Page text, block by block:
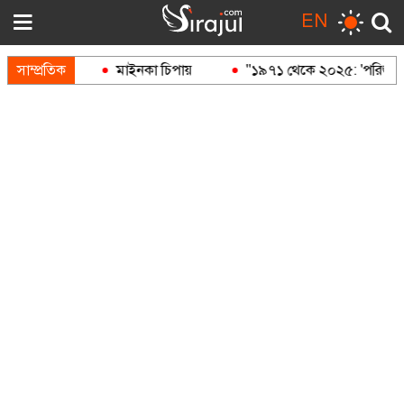
EN
সাম্প্রতিক
বন্দুক মাইনকা চিপায় "১৯৭১ থেকে ২০২৫: 'পরিশুদ্ধ'